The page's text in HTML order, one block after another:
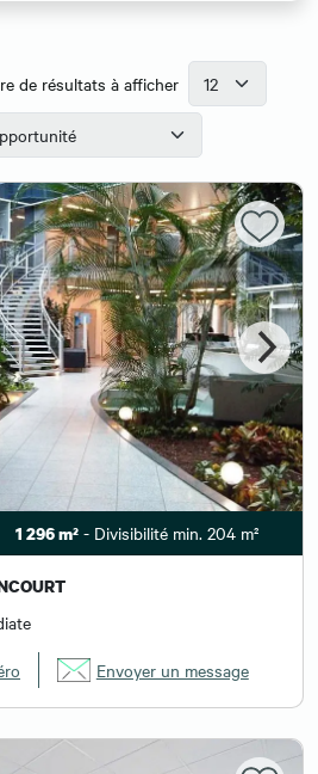
de résultats à afficher
1 296 m² - Divisibilité min. 204 m²
Envoyer un message